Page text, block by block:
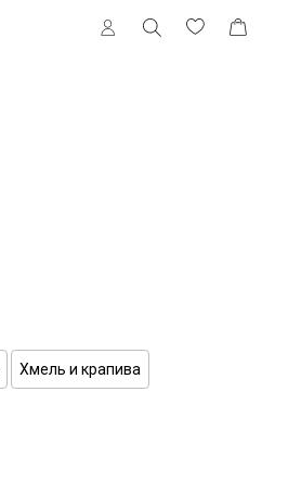
Хмель и крапива